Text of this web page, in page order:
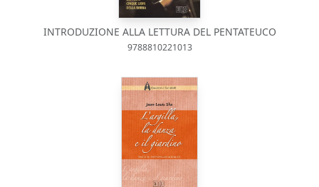
INTRODUZIONE ALLA LETTURA DEL PENTATEUCO
9788810221013